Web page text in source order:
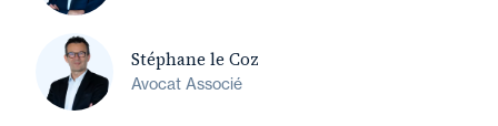
Stéphane le Coz
Avocat Associé